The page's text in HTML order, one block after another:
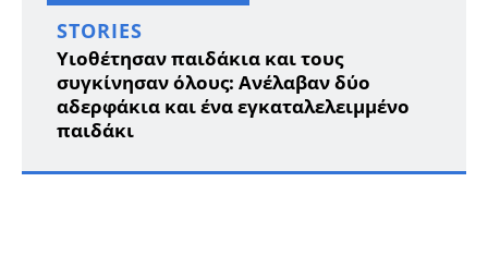
STORIES
Υιοθέτησαν παιδάκια και τους
συγκίνησαν όλους: Ανέλαβαν δύο
αδερφάκια και ένα εγκαταλελειμμένο
παιδάκι